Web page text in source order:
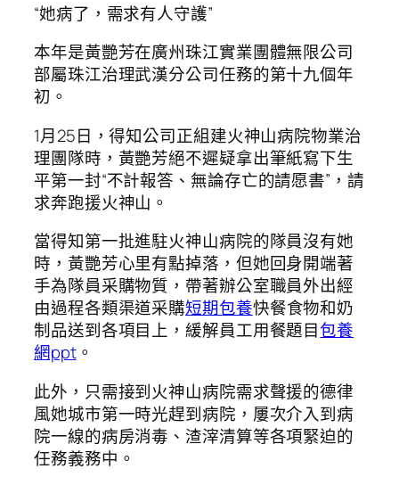
“她病了，需求有人守護”
本年是黃艷芳在廣州珠江實業團體無限公司
部屬珠江治理武漢分公司任務的第十九個年
初。
1月25日，得知公司正組建火神山病院物業治
理團隊時，黃艷芳絕不遲疑拿出筆紙寫下生
平第一封“不計報答、無論存亡的請愿書”，請
求奔跑援火神山。
當得知第一批進駐火神山病院的隊員沒有她
時，黃艷芳心里有點掉落，但她回身開端著
手為隊員采購物質，帶著辦公室職員外出經
由過程各類渠道采購短期包養快餐食物和奶
制品送到各項目上，緩解員工用餐題目包養
網ppt。
此外，只需接到火神山病院需求聲援的德律
風她城市第一時光趕到病院，屢次介入到病
院一線的病房消毒、渣滓清算等各項緊迫的
任務義務中。